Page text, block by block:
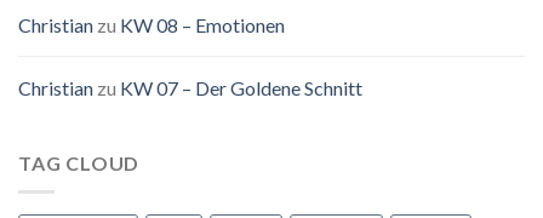
Christian zu KW 08 – Emotionen
Christian zu KW 07 – Der Goldene Schnitt
TAG CLOUD